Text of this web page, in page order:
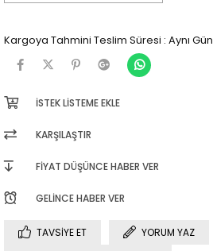
Kargoya Tahmini Teslim Süresi : Aynı Gün
İSTEK LISTEME EKLE
KARŞILAŞTIR
FIYAT DÜŞÜNCE HABER VER
GELINCE HABER VER
TAVSIYE ET
YORUM YAZ